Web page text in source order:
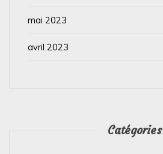
mai 2023
avril 2023
Catégories